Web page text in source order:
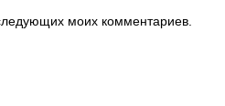
моих комментариев.